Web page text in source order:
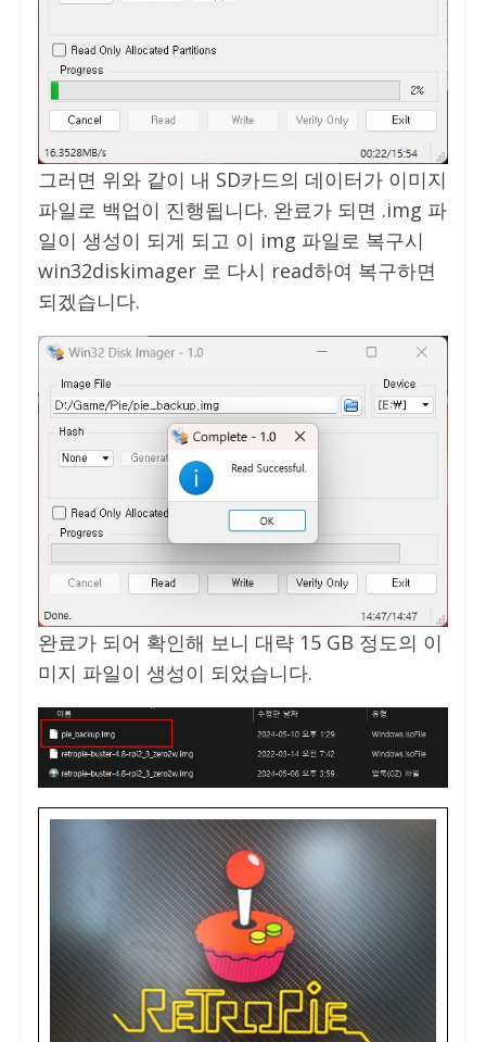
그러면 위와 같이 내 SD카드의 데이터가 이미지
파일로 백업이 진행됩니다. 완료가 되면 .img 파
일이 생성이 되게 되고 이 img 파일로 복구시
win32diskimager 로 다시 read하여 복구하면
되겠습니다.
완료가 되어 확인해 보니 대략 15 GB 정도의 이
미지 파일이 생성이 되었습니다.